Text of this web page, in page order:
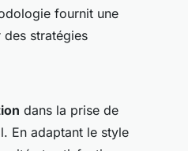
fournit une
des stratégies
dans la prise de
En adaptant le style